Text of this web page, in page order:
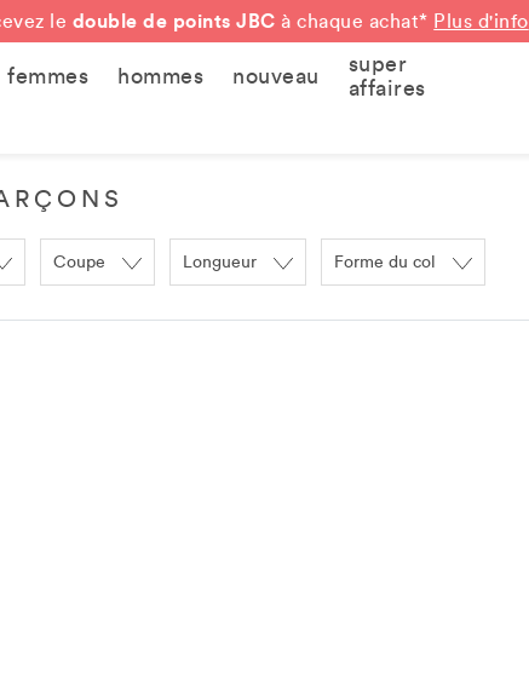
le double de points JBC à chaque achat* Plus d'info
femmes hommes nouveau
super
affaires
Coupe Longueur Forme du col